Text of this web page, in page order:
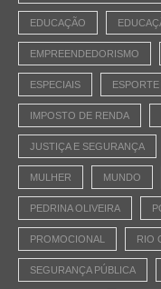
EDUCAÇÃO
EMPREENDEDORISMO
ESPECIAIS ESPORTE
IMPOSTO DE RENDA
JUSTIÇA E SEGURANÇA
MULHER MUNDO
PEDRINA OLIVEIRA
PROMOCIONAL RIO
SEGURANÇA PÚBLICA